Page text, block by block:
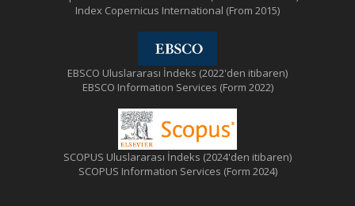
Index Copernicus International (From 2015)
EBSCO Uluslararası İndeks (2022'den itibaren)
EBSCO Information Services (Form 2022)
SCOPUS Uluslararası İndeks (2024'den itibaren)
SCOPUS Information Services (Form 2024)